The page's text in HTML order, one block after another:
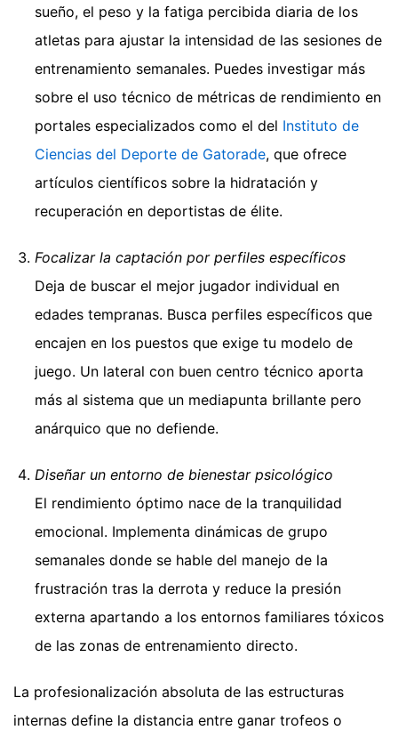
sueño, el peso y la fatiga percibida diaria de los
atletas para ajustar la intensidad de las sesiones de
entrenamiento semanales. Puedes investigar más
sobre el uso técnico de métricas de rendimiento en
portales especializados como el del Instituto de
Ciencias del Deporte de Gatorade, que ofrece
artículos científicos sobre la hidratación y
recuperación en deportistas de élite.
Focalizar la captación por perfiles específicos
Deja de buscar el mejor jugador individual en
edades tempranas. Busca perfiles específicos que
encajen en los puestos que exige tu modelo de
juego. Un lateral con buen centro técnico aporta
más al sistema que un mediapunta brillante pero
anárquico que no defiende.
Diseñar un entorno de bienestar psicológico
El rendimiento óptimo nace de la tranquilidad
emocional. Implementa dinámicas de grupo
semanales donde se hable del manejo de la
frustración tras la derrota y reduce la presión
externa apartando a los entornos familiares tóxicos
de las zonas de entrenamiento directo.
La profesionalización absoluta de las estructuras
internas define la distancia entre ganar trofeos o